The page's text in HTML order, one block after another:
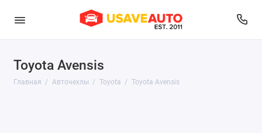
Toyota Avensis
Главная Авточехлы Toyota Toyota Avensis
Audi